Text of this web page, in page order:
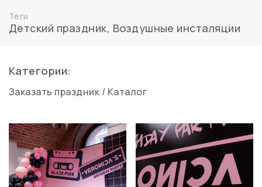
Теги
Детский праздник, Воздушные инсталяции
Категории:
Заказать праздник / Каталог